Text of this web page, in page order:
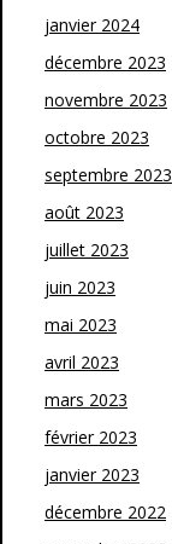
janvier 2024
décembre 2023
novembre 2023
octobre 2023
septembre 2023
août 2023
juillet 2023
juin 2023
mai 2023
avril 2023
mars 2023
février 2023
janvier 2023
décembre 2022